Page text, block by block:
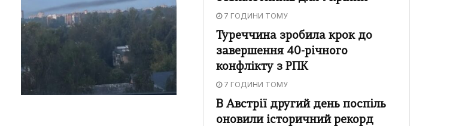
7 ГОДИНИ ТОМУ
Туреччина зробила крок до
завершення 40-річного
конфлікту з РПК
7 ГОДИНИ ТОМУ
В Австрії другий день поспіль
оновили історичний рекорд